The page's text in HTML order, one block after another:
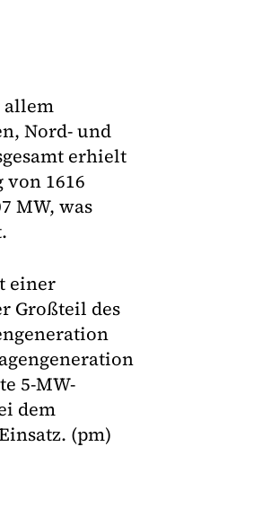
allem
Nord- und
erhielt
1616
MW, was
einer
Großteil des
5-MW-
dem
(pm)